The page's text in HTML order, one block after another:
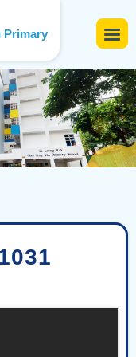
Primary